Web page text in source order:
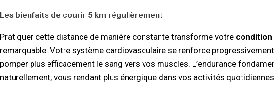
Les bienfaits de courir 5 km régulièrement
Pratiquer cette distance de manière constante transforme votre condition
remarquable. Votre système cardiovasculaire se renforce
pomper plus efficacement le sang vers vos muscles. L’endurance
naturellement, vous rendant plus énergique dans vos activités